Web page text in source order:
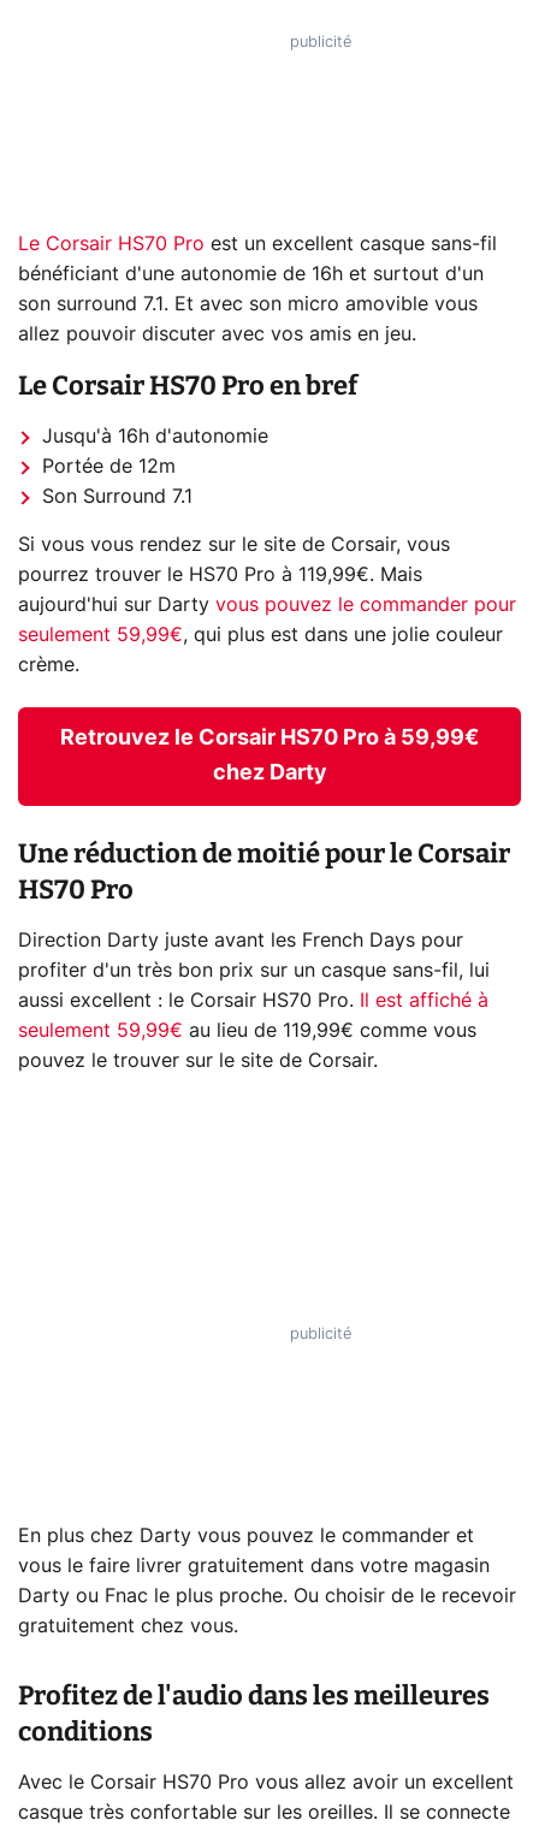
Le Corsair HS70 Pro est un excellent casque sans-fil
bénéficiant d'une autonomie de 16h et surtout d'un
son surround 7.1. Et avec son micro amovible vous
allez pouvoir discuter avec vos amis en jeu.
Le Corsair HS70 Pro en bref
Jusqu'à 16h d'autonomie
Portée de 12m
Son Surround 7.1
Si vous vous rendez sur le site de Corsair, vous
pourrez trouver le HS70 Pro à 119,99€. Mais
aujourd'hui sur Darty vous pouvez le commander pour
seulement 59,99€, qui plus est dans une jolie couleur
crème.
Retrouvez le Corsair HS70 Pro à 59,99€
chez Darty
Une réduction de moitié pour le Corsair
HS70 Pro
Direction Darty juste avant les French Days pour
profiter d'un très bon prix sur un casque sans-fil, lui
aussi excellent : le Corsair HS70 Pro. Il est affiché à
seulement 59,99€ au lieu de 119,99€ comme vous
pouvez le trouver sur le site de Corsair.
En plus chez Darty vous pouvez le commander et
vous le faire livrer gratuitement dans votre magasin
Darty ou Fnac le plus proche. Ou choisir de le recevoir
gratuitement chez vous.
Profitez de l'audio dans les meilleures
conditions
Avec le Corsair HS70 Pro vous allez avoir un excellent
casque très confortable sur les oreilles. Il se connecte